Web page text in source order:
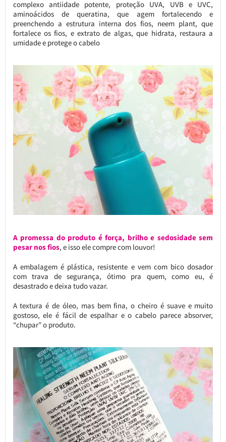
complexo antiidade potente, proteção UVA, UVB e UVC,
aminoácidos de queratina, que agem fortalecendo e
preenchendo a estrutura interna dos fios, neem plant, que
fortalece os fios, e extrato de algas, que hidrata, restaura a
umidade e protege o cabelo
A promessa do produto é força, brilho e sedosidade sem
pesar nos fios, e isso ele compre com louvor!
A embalagem é plástica, resistente e vem com bico dosador
com trava de segurança, ótimo pra quem, como eu, é
desastrado e deixa tudo vazar.
A textura é de óleo, mas bem fina, o cheiro é suave e muito
gostoso, ele é fácil de espalhar e o cabelo parece absorver,
“chupar” o produto.